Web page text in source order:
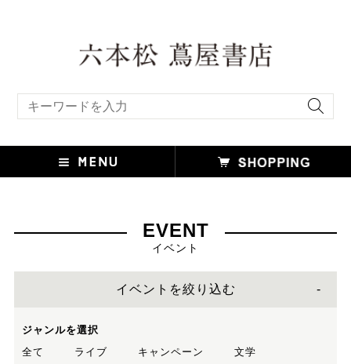
EVENT
イベント
イベントを絞り込む
ジャンルを選択
全て
ライブ キャンペーン
文学